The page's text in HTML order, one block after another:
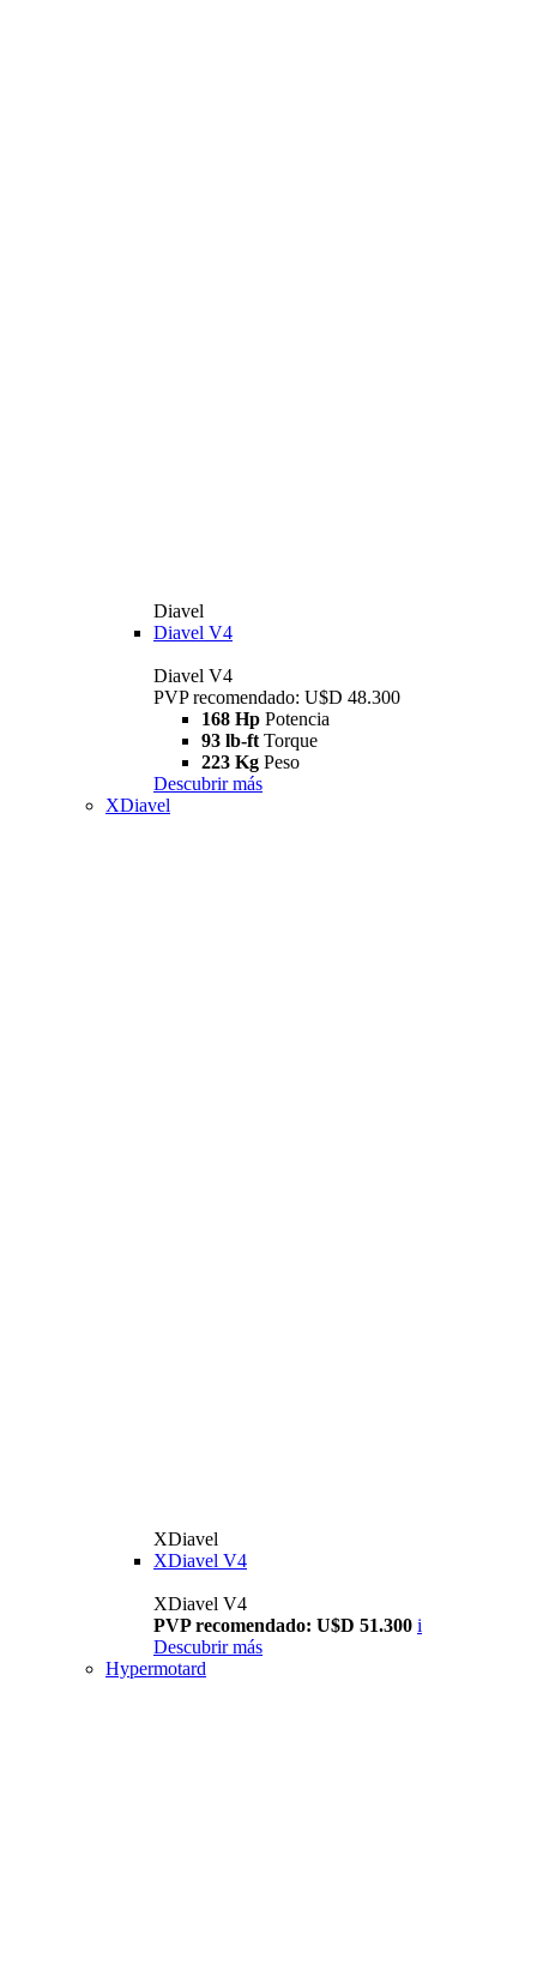
Diavel
Diavel V4
Diavel V4
PVP recomendado: U$D 48.300
168 Hp Potencia
93 lb-ft Torque
223 Kg Peso
Descubrir más
XDiavel
XDiavel
XDiavel V4
XDiavel V4
PVP recomendado: U$D 51.300 i
Descubrir más
Hypermotard